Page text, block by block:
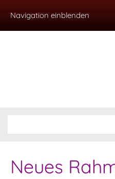
Navigation einblenden
Neues